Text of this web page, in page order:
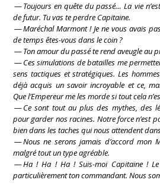
—Toujours en quête du passé… La vie
de futur. Tu vas te perdre Capitaine.
—Maréchal Marmont ! Je ne vous avais
de temps êtes-vous dans le coin ?
—Ton amour du passé te rend aveugle au
—Ces simulations de batailles me
sens tactiques et stratégiques. Les
déjà acquis un savoir incroyable et ce,
Que l’Empereur me les morde si tout cela
—Ce sont tout au plus des mythes, des
pour garder nos racines. Notre force n’est
bien dans les taches qui nous attendent
—Nous ne serons jamais d’accord mon
malgré tout un type agréable.
—Ha ! Ha ! Ha ! Suis-moi Capitaine !
particulièrement ton commandant. Nous